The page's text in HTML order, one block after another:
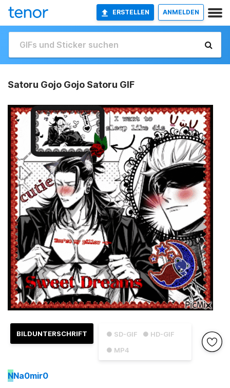
ERSTELLEN ANMELDEN
Satoru Gojo Gojo Satoru GIF
● SD-GIF
● HD-GIF
● MP4
BILDUNTERSCHRIFT
NNa0mir0